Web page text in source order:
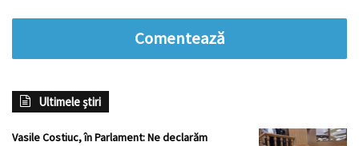
Comentează
Ultimele știri
Vasile Costiuc, în Parlament: Ne declarăm